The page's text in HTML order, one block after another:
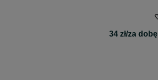
34 zł/za dobę